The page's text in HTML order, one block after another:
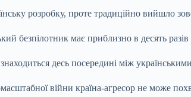
розробку, проте традиційно вийшло
безпілотник має приблизно в десять
десь посередині між
війни країна-агресор не може